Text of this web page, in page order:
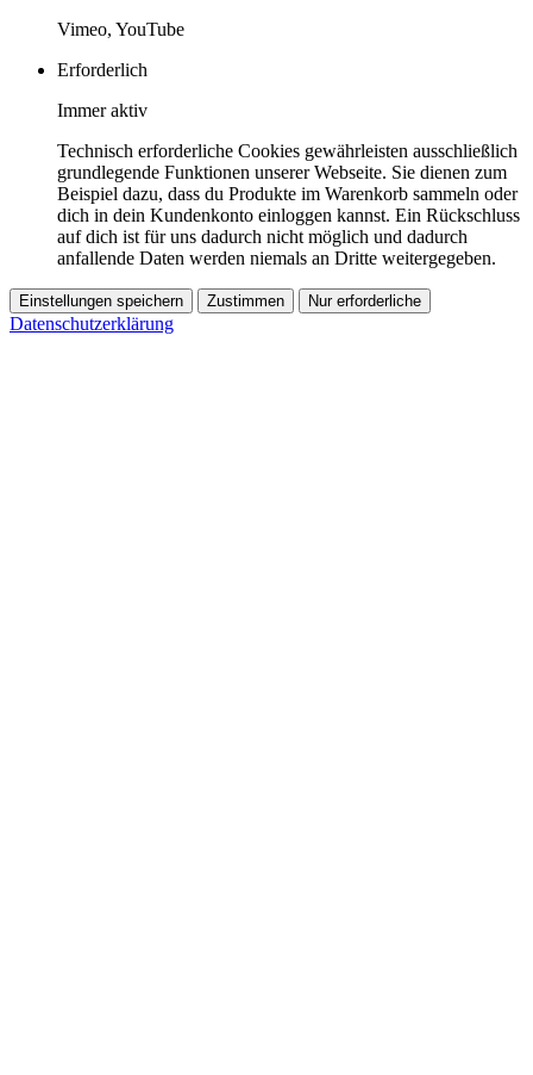
Vimeo, YouTube
Erforderlich
Immer aktiv
Technisch erforderliche Cookies gewährleisten ausschließlich
grundlegende Funktionen unserer Webseite. Sie dienen zum
Beispiel dazu, dass du Produkte im Warenkorb sammeln oder
dich in dein Kundenkonto einloggen kannst. Ein Rückschluss
auf dich ist für uns dadurch nicht möglich und dadurch
anfallende Daten werden niemals an Dritte weitergegeben.
Einstellungen speichern Zustimmen Nur erforderliche
Datenschutzerklärung